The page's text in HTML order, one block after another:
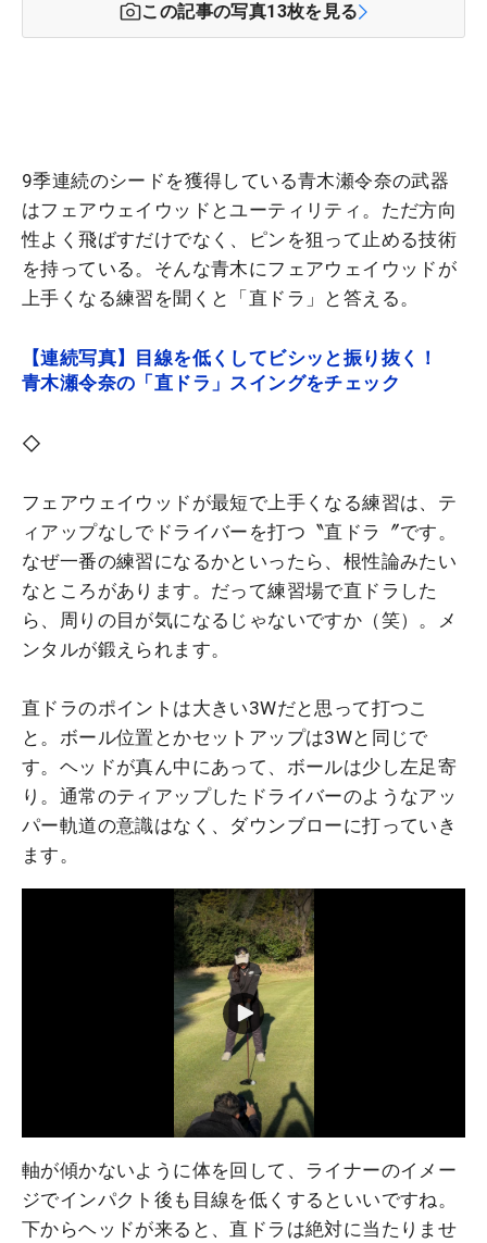
この記事の写真13枚を見る
9季連続のシードを獲得している青木瀬令奈の武器
はフェアウェイウッドとユーティリティ。ただ方向
性よく飛ばすだけでなく、ピンを狙って止める技術
を持っている。そんな青木にフェアウェイウッドが
上手くなる練習を聞くと「直ドラ」と答える。
【連続写真】目線を低くしてビシッと振り抜く！
青木瀬令奈の「直ドラ」スイングをチェック
◇
フェアウェイウッドが最短で上手くなる練習は、テ
ィアップなしでドライバーを打つ〝直ドラ〞です。
なぜ一番の練習になるかといったら、根性論みたい
なところがあります。だって練習場で直ドラした
ら、周りの目が気になるじゃないですか（笑）。メ
ンタルが鍛えられます。
直ドラのポイントは大きい3Wだと思って打つこ
と。ボール位置とかセットアップは3Wと同じで
す。ヘッドが真ん中にあって、ボールは少し左足寄
り。通常のティアップしたドライバーのようなアッ
パー軌道の意識はなく、ダウンブローに打っていき
ます。
軸が傾かないように体を回して、ライナーのイメー
ジでインパクト後も目線を低くするといいですね。
下からヘッドが来ると、直ドラは絶対に当たりませ